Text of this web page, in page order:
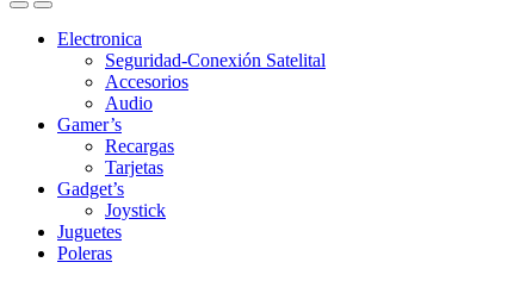
Electronica
Seguridad-Conexión Satelital
Accesorios
Audio
Gamer’s
Recargas
Tarjetas
Gadget’s
Joystick
Juguetes
Poleras